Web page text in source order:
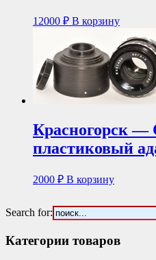
12000 ₽ В корзину
Красногорск —
пластиковый
2000 ₽ В корзину
Search for:
Категории товаров